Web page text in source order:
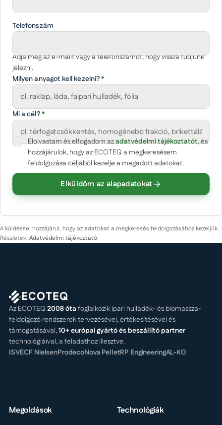
Telefonszám
Adja meg az e-mailt vagy a telefonszámot, hogy vissza tudjunk
jelezni.
Milyen anyagot kell kezelni?*
Mi a cél?*
(opcionális)
Cégnév
Körülbelüli mennyiség
Elolvastam és elfogadom azadatvédelmi tájékoztatót, és
hozzájárulok, hogy az ECOTEQ a megkeresésem
feldolgozása céljából kezelje a megadott adatokat.
Elküldöm az alapadatokat
A küldéssel hozzájárul, hogy az adatokat a megkeresés feldolgozásához kezeljük.
Részletek: Adatvédelmi tájékoztató.
ECOTEQ
Az ECOTEQ 2008 óta foglalkozik ipari hulladék- és biomassza-
feldolgozó rendszerek tervezésével, értékesítésével és
támogatásával,10+ európai gyártó és beszállító partner
technológiáival, a feladathoz illesztve.
ISVECF NielsenProdecoNova PelletRP EngineeringAL-KO
Megoldások Technológiák